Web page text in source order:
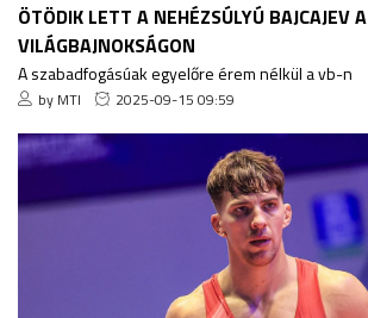
ÖTÖDIK LETT A NEHÉZSÚLYÚ BAJCAJEV A
VILÁGBAJNOKSÁGON
A szabadfogásúak egyelőre érem nélkül a vb-n
by MTI 2025-09-15 09:59